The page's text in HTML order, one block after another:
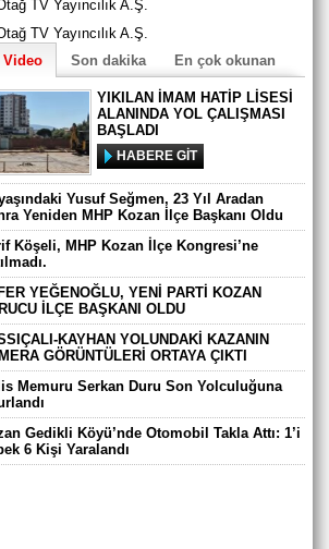
Video Son dakika En çok okunan
YIKILAN İMAM HATİP LİSESİ
ALANINDA YOL ÇALIŞMASI
BAŞLADI
HABERE GİT
Yusuf Seğmen, 23 Yıl Aradan
Yeniden MHP Kozan İlçe Başkanı Oldu
Köşeli, MHP Kozan İlçe Kongresi’ne
YEĞENOĞLU, YENİ PARTİ KOZAN
İLÇE BAŞKANI OLDU
KAYHAN YOLUNDAKİ KAZANIN
GÖRÜNTÜLERİ ORTAYA ÇIKTI
Memuru Serkan Duru Son Yolculuğuna
Gedikli Köyü’nde Otomobil Takla Attı: 1’i
6 Kişi Yaralandı